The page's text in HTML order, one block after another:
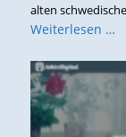
alten
Weiterlesen …